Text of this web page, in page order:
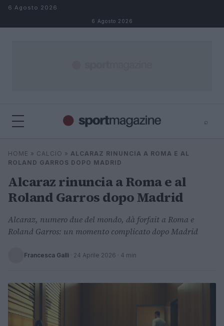
Salta al contenuto
6 Agosto 2026
6 Agosto 2026
⌕
Cerca
HOME » CALCIO » ALCARAZ RINUNCIA A ROMA E AL
ROLAND GARROS DOPO MADRID
Alcaraz rinuncia a Roma e al
Roland Garros dopo Madrid
Alcaraz, numero due del mondo, dà forfait a Roma e
Roland Garros: un momento complicato dopo Madrid
Francesca Galli · 24 Aprile 2026 · 4 min